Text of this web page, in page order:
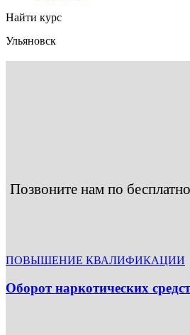
Найти курс
Ульяновск
Позвоните нам по
ПОВЫШЕНИЕ КВАЛИФИКАЦИИ
Оборот наркотических